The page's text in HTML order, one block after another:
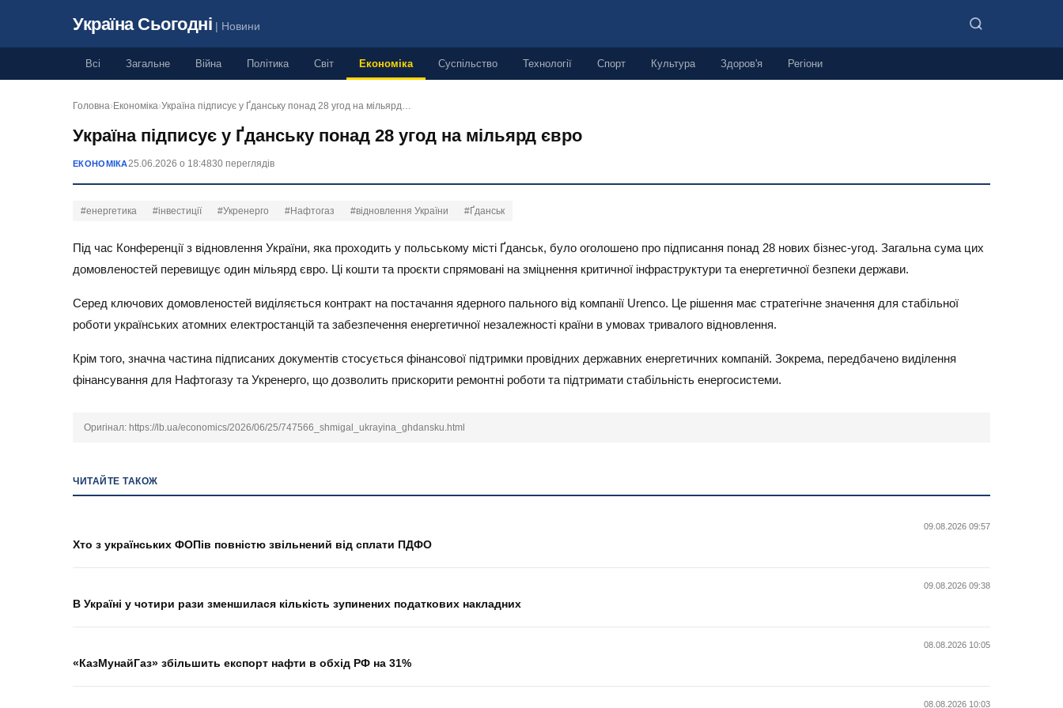
Україна Сьогодні | Новини
Всі Загальне Війна Політика Світ Економіка Суспільство Технології Спорт Культура Здоров'я Регіони
Головна› Економіка›Україна підписує у Ґданську понад 28 угод на мільярд…
Україна підписує у Ґданську понад 28 угод на мільярд євро
ЕКОНОМІКА25.06.2026 о 18:4830 переглядів
#енергетика #інвестиції #Укренерго #Нафтогаз #відновлення України #Ґданськ
Під час Конференції з відновлення України, яка проходить у польському місті Ґданськ, було оголошено про підписання понад 28 нових бізнес-угод. Загальна сума цих
домовленостей перевищує один мільярд євро. Ці кошти та проєкти спрямовані на зміцнення критичної інфраструктури та енергетичної безпеки держави.
Серед ключових домовленостей виділяється контракт на постачання ядерного пального від компанії Urenco. Це рішення має стратегічне значення для стабільної
роботи українських атомних електростанцій та забезпечення енергетичної незалежності країни в умовах тривалого відновлення.
Крім того, значна частина підписаних документів стосується фінансової підтримки провідних державних енергетичних компаній. Зокрема, передбачено виділення
фінансування для Нафтогазу та Укренерго, що дозволить прискорити ремонтні роботи та підтримати стабільність енергосистеми.
Оригінал: https://lb.ua/economics/2026/06/25/747566_shmigal_ukrayina_ghdansku.html
ЧИТАЙТЕ ТАКОЖ
09.08.2026 09:57
Хто з українських ФОПів повністю звільнений від сплати ПДФО
09.08.2026 09:38
В Україні у чотири рази зменшилася кількість зупинених податкових накладних
08.08.2026 10:05
«КазМунайГаз» збільшить експорт нафти в обхід РФ на 31%
08.08.2026 10:03